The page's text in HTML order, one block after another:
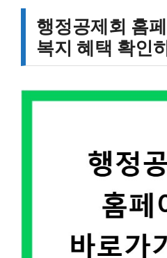
행정공제회 홈
복지 혜택 확인